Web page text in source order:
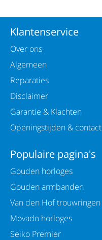
Klantenservice
Over ons
Algemeen
Reparaties
Disclaimer
Garantie & Klachten
Openingstijden & contact
Populaire pagina's
Gouden horloges
Gouden armbanden
Van den Hof trouwringen
Movado horloges
Seiko Premier